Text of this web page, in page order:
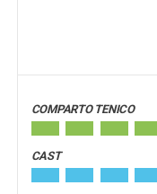
COMPARTO TENICO
CAST